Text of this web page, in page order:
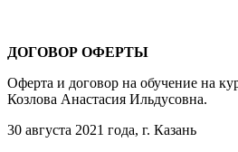
ДОГОВОР ОФЕРТЫ
Оферта и договор на обучение на
Козлова Анастасия Ильдусовна.
30 августа 2021 года, г. Казань